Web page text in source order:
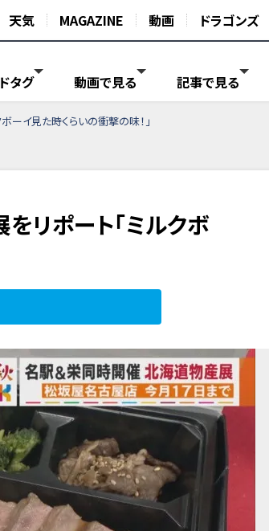
天気 MAGAZINE 動画 ドラゴンズ
タグ 動画で見る 記事で見る
ーイ見た時くらいの衝撃の味！」
リポート「ミルクボ